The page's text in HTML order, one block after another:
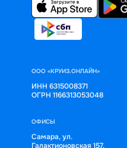
ООО «КРУИЗ.ОНЛАЙН»
ИНН 6315008371
ОГРН 1166313053048
ОФИСЫ
Самара, ул.
Галактионовская 157,